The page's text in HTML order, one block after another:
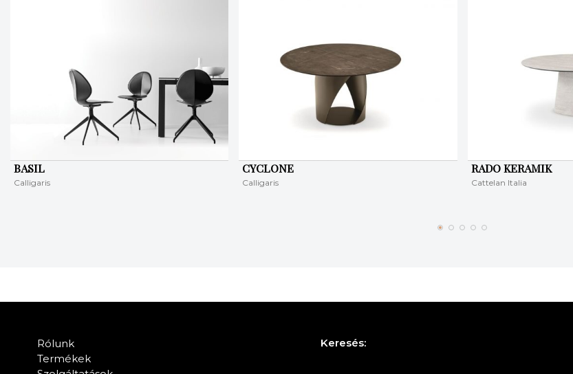
BASIL
Calligaris
CYCLONE
Calligaris
RADO KERAMIK
Cattelan Italia
Rólunk
Termékek
Keresés: